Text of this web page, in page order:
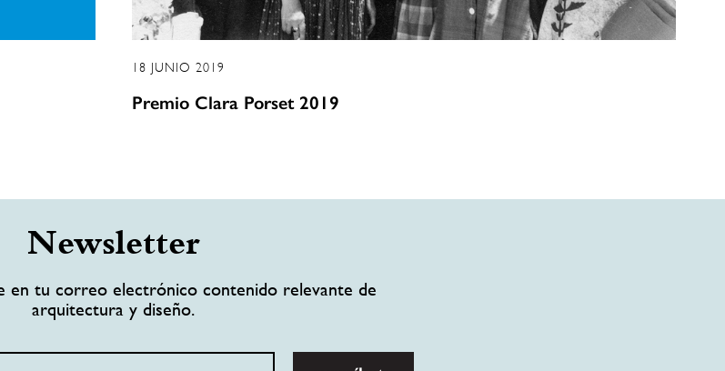
18 JUNIO 2019
Premio Clara Porset 2019
Newsletter
en tu correo electrónico contenido relevante de
arquitectura y diseño.